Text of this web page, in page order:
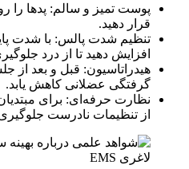
پوست تمیز و سالم: پدها را
قرار دهید.
تنظیم شدت پالس: با شدت
افزایش دهید تا از درد
هیدراتاسیون: قبل و بعد از
گرفتگی عضلانی کاهش یابد.
نظارت حرفه‌ای: برای
از تنظیمات نادرست